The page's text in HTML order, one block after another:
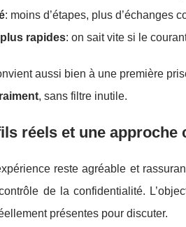
: moins d’étapes, plus d’échanges
rapides: on sait vite si le
aussi bien à une première
, sans filtre inutile.
réels et une approche
reste agréable et
de la confidentialité.
présentes pour discuter.